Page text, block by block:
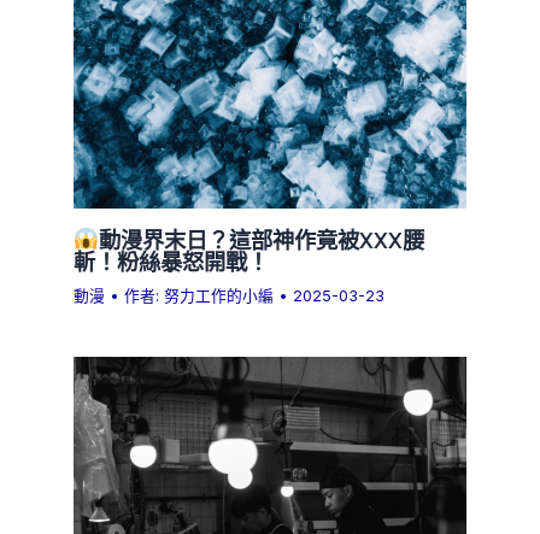
動漫界末日？這部神作竟被XXX腰
斬！粉絲暴怒開戰！
動漫 • 作者:努力工作的小編 • 2025-03-23